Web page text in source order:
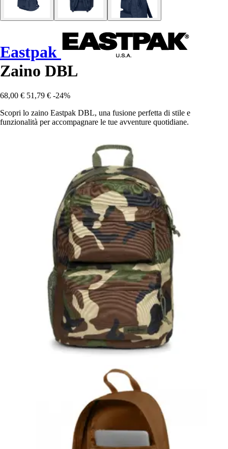
Eastpak
Zaino DBL
68,00 € 51,79 € -24%
Scopri lo zaino Eastpak DBL, una fusione perfetta di stile e
funzionalità per accompagnare le tue avventure quotidiane.